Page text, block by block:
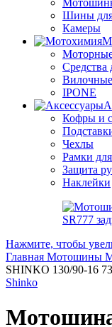
Шины
Камеры
Средства
IPONE
Кофры и
Чехлы
Рамки
Защита
Наклейки
Нажмите, чтобы
Главная Мотошины
SHINKO 130/90-16
Shinko